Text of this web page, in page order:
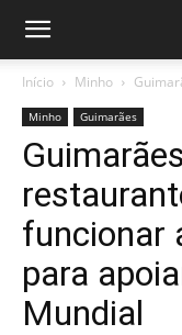
Início Minho
Minho Guimarães
funcionar
para
Mundial